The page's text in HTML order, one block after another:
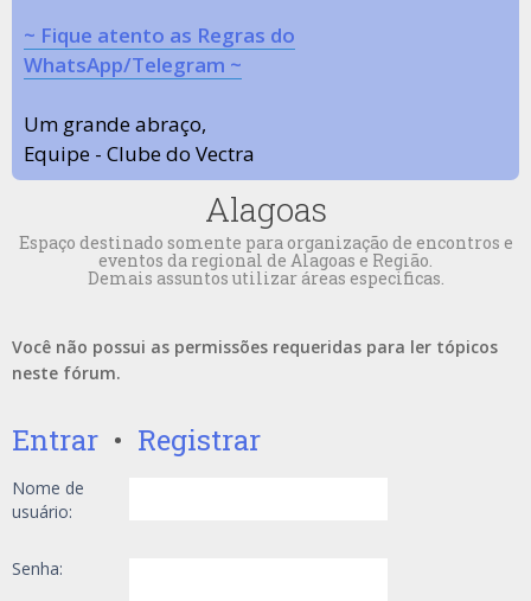
~ Fique atento as Regras do
WhatsApp/Telegram ~
Um grande abraço,
Equipe - Clube do Vectra
Alagoas
Espaço destinado somente para organização de encontros e
eventos da regional de Alagoas e Região.
Demais assuntos utilizar áreas especificas.
Você não possui as permissões requeridas para ler tópicos
neste fórum.
Entrar • Registrar
Nome de
usuário:
Senha: